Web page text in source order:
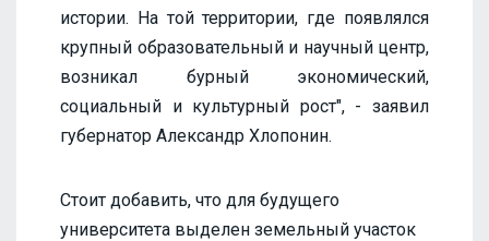
истории. На той территории, где появлялся
крупный образовательный и научный центр,
возникал бурный экономический,
социальный и культурный рост", - заявил
губернатор Александр Хлопонин.
Стоит добавить, что для будущего
университета выделен земельный участок